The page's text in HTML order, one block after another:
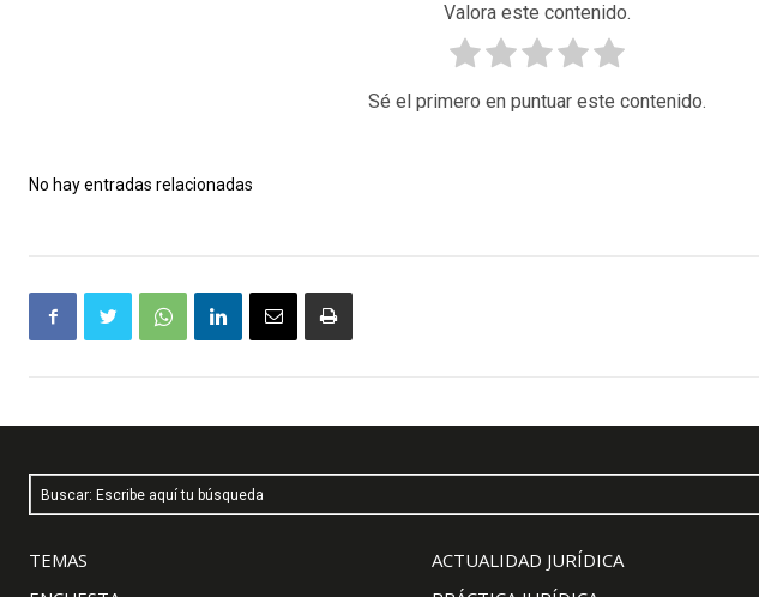
Valora este contenido.
Sé el primero en puntuar este contenido.
No hay entradas relacionadas
Buscar: Escribe aquí tu búsqueda
TEMAS
ACTUALIDAD JURÍDICA